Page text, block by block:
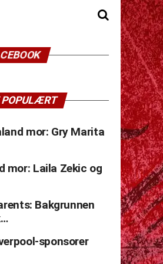
POPULÆRT
mor: Gry Marita
mor: Laila Zekic og
Bakgrunnen
sponsorer